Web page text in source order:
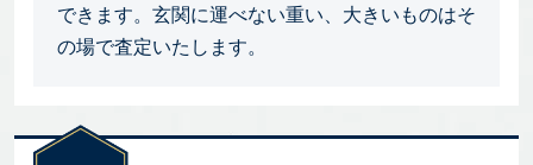
できます。玄関に運べない重い、大きいものはそ
の場で査定いたします。